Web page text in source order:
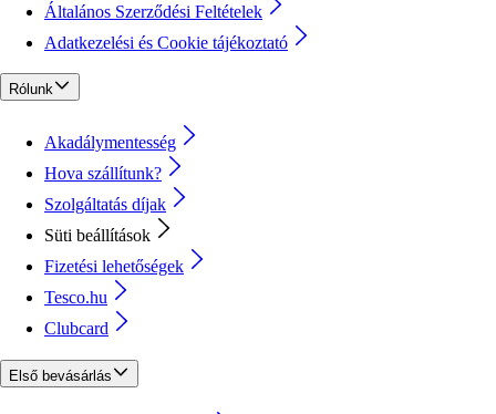
Általános Szerződési Feltételek
Adatkezelési és Cookie tájékoztató
Rólunk
Akadálymentesség
Hova szállítunk?
Szolgáltatás díjak
Süti beállítások
Fizetési lehetőségek
Tesco.hu
Clubcard
Első bevásárlás